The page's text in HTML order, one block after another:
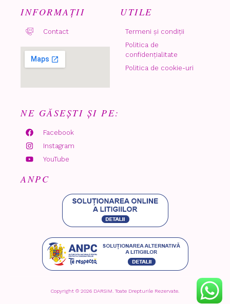
INFORMAȚII
Contact
UTILE
Termeni și condiții
Politica de
confidențialitate
Politica de cookie-uri
NE GĂSEȘTI ȘI PE:
Facebook
Instagram
YouTube
ANPC
Copyright © 2026 DARSIM. Toate Drepturile Rezervate.